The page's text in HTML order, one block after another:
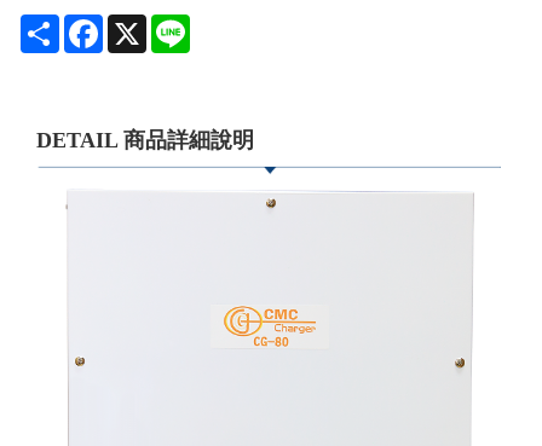
Share Facebook
X
DETAIL 商品詳細說明